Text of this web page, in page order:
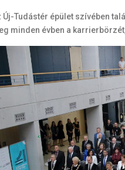
Új-Tudástér épület szívében
minden évben a